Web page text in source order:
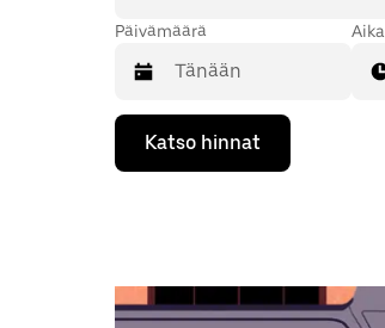
Päivämäärä
Valitse
päivämäärä
kalenterissa
Esc-
painikkeella.
Aika
Katso hinnat